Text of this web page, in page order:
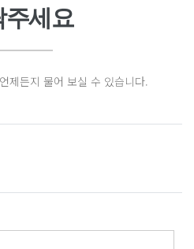
주세요
제든지 물어 보실 수 있습니다.